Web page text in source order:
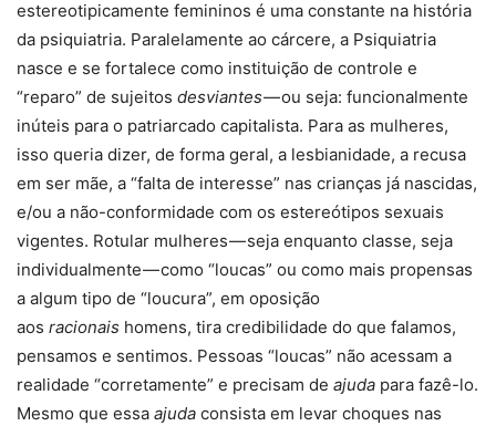
estereotipicamente femininos é uma constante na história
da psiquiatria. Paralelamente ao cárcere, a Psiquiatria
nasce e se fortalece como instituição de controle e
“reparo” de sujeitos desviantes— ou seja: funcionalmente
inúteis para o patriarcado capitalista. Para as mulheres,
isso queria dizer, de forma geral, a lesbianidade, a recusa
em ser mãe, a “falta de interesse” nas crianças já nascidas,
e/ou a não-conformidade com os estereótipos sexuais
vigentes. Rotular mulheres — seja enquanto classe, seja
individualmente — como “loucas” ou como mais propensas
a algum tipo de “loucura”, em oposição
aos racionais homens, tira credibilidade do que falamos,
pensamos e sentimos. Pessoas “loucas” não acessam a
realidade “corretamente” e precisam de ajuda para fazê-lo.
Mesmo que essa ajuda consista em levar choques nas